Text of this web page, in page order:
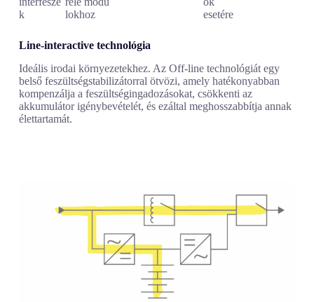
k
lokhoz
esetére
Line-interactive technológia
Ideális irodai környezetekhez. Az Off-line technológiát egy
belső feszültségstabilizátorral ötvözi, amely hatékonyabban
kompenzálja a feszültségingadozásokat, csökkenti az
akkumulátor igénybevételét, és ezáltal meghosszabbítja annak
élettartamát.